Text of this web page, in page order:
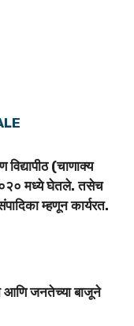
(चाणाक्य
मध्ये घेतले. तसेच
म्हणून कार्यरत.
आणि जनतेच्या बाजूने